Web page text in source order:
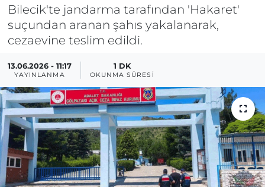
Bilecik'te jandarma tarafından 'Hakaret'
suçundan aranan şahıs yakalanarak,
cezaevine teslim edildi.
13.06.2026 - 11:17
YAYINLANMA
1 DK
OKUNMA SÜRESI
SAĞLIK
TEKNOLOJİ
BÖLGE
YAŞAM
DÜNYA
GENEL
Haber Arşivi